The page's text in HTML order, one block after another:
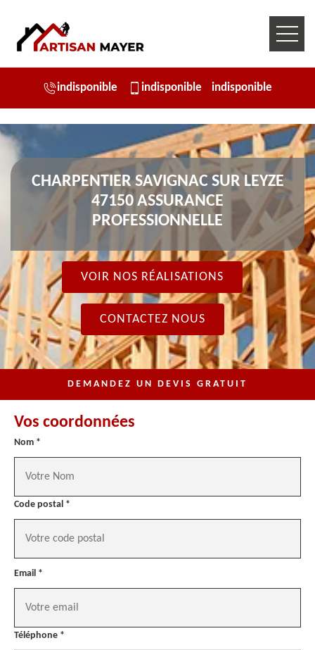
indisponible indisponible indisponible
CHARPENTIER SAVIGNAC SUR LEYZE
47150 ASSURANCE
PROFESSIONNELLE
VOIR NOS RÉALISATIONS
CONTACTEZ NOUS
DEMANDEZ UN DEVIS GRATUIT
Vos coordonnées
Nom *
Code postal *
Email *
Téléphone *